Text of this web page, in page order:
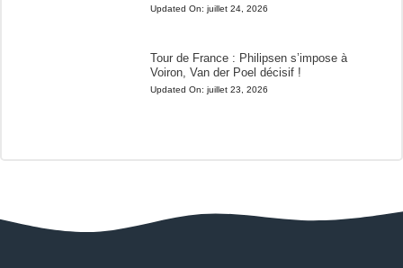
Updated On: juillet 24, 2026
Tour de France : Philipsen s’impose à
Voiron, Van der Poel décisif !
Updated On: juillet 23, 2026